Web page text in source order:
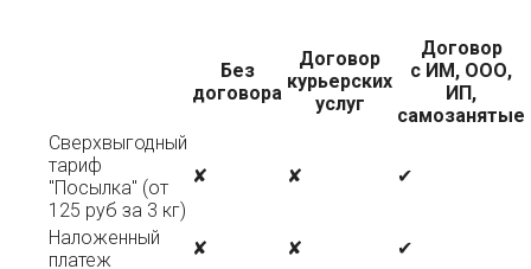
Без
договора
Договор
курьерских
услуг
Договор
с ИМ, ООО,
ИП,
самозанятые
Сверхвыгодный
тариф
"Посылка" (от
125 руб за 3 кг)
✘ ✘ ✔
Наложенный
платеж
✘ ✘
✔